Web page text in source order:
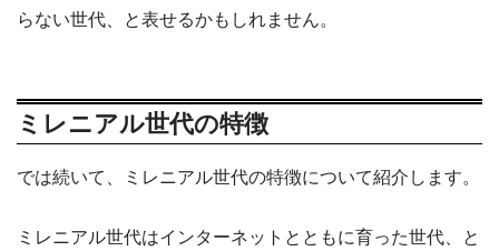
らない世代、と表せるかもしれません。
ミレニアル世代の特徴
では続いて、ミレニアル世代の特徴について紹介します。
ミレニアル世代はインターネットとともに育った世代、と